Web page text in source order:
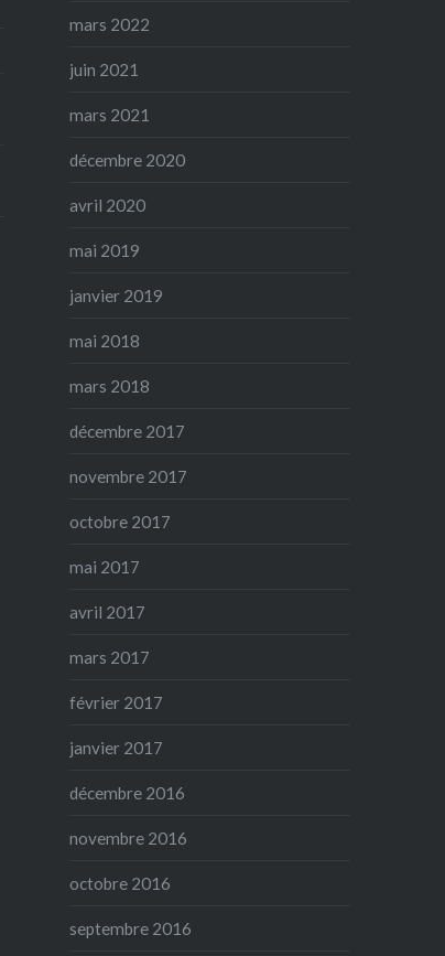
mars 2022
juin 2021
mars 2021
décembre 2020
avril 2020
mai 2019
janvier 2019
mai 2018
mars 2018
décembre 2017
novembre 2017
octobre 2017
mai 2017
avril 2017
mars 2017
février 2017
janvier 2017
décembre 2016
novembre 2016
octobre 2016
septembre 2016